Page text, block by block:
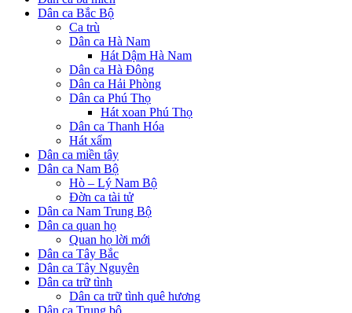
Dân ca Bắc Bộ
Ca trù
Dân ca Hà Nam
Hát Dậm Hà Nam
Dân ca Hà Đông
Dân ca Hải Phòng
Dân ca Phú Thọ
Hát xoan Phú Thọ
Dân ca Thanh Hóa
Hát xẩm
Dân ca miền tây
Dân ca Nam Bộ
Hò – Lý Nam Bộ
Đờn ca tài tử
Dân ca Nam Trung Bộ
Dân ca quan họ
Quan họ lời mới
Dân ca Tây Bắc
Dân ca Tây Nguyên
Dân ca trữ tình
Dân ca trữ tình quê hương
Dân ca Trung bộ